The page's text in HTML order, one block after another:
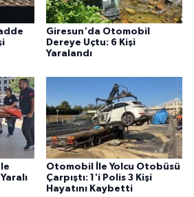
Giresun'da Otomobil
Dereye Uçtu: 6 Kişi
Yaralandı
Otomobil İle Yolcu Otobüsü
Çarpıştı: 1'i Polis 3 Kişi
Hayatını Kaybetti